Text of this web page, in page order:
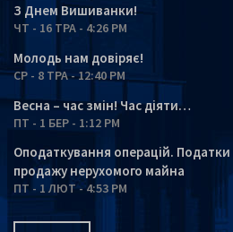
З Днем Вишиванки!
ЧТ - 16 ТРА - 4:26 PM
Молодь нам довіряє!
СР - 8 ТРА - 12:40 PM
Весна – час змін! Час діяти…
ПТ - 1 БЕР - 1:12 PM
Оподаткування операцій. Податки
продажу нерухомого майна
ПТ - 1 ЛЮТ - 4:53 PM